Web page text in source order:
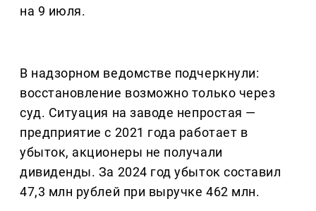
на 9 июля.
В надзорном ведомстве подчеркнули:
восстановление возможно только через
суд. Ситуация на заводе непростая —
предприятие с 2021 года работает в
убыток, акционеры не получали
дивиденды. За 2024 год убыток составил
47,3 млн рублей при выручке 462 млн.